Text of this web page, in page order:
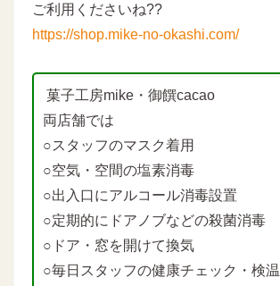
ご利用くださいね??
https://shop.mike-no-okashi.com/
菓子工房mike・御饌cacao
両店舗では
○スタッフのマスク着用
○空気・空間の塩素消毒
○出入口にアルコール消毒設置
○定期的にドアノブなどの殺菌消毒
○ドア・窓を開けて換気
○毎日スタッフの健康チェック・検温